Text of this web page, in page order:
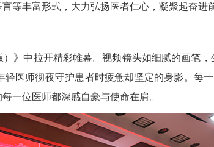
等丰富形式，大力弘扬医者仁心，凝聚起奋进
》中拉开精彩帷幕。视频镜头如细腻的画笔，
医师彻夜守护患者时疲惫却坚定的身影。每
一位医师都深感自豪与使命在肩。